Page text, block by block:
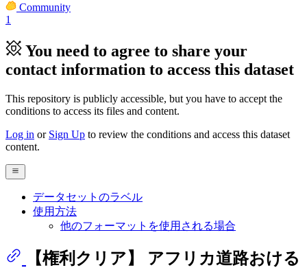
Community
1
You need to agree to share your
contact information to access this dataset
This repository is publicly accessible, but you have to accept the
conditions to access its files and content.
Log in or Sign Up to review the conditions and access this dataset
content.
データセットのラベル
使用方法
他のフォーマットを使用される場合
【権利クリア】 アフリカ道路おける